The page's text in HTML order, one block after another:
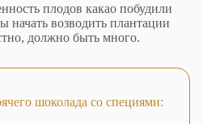
плодов какао побудили
начать возводить плантации
должно быть много.
шоколада со специями: